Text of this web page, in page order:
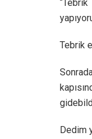
Tebrik
Dedim